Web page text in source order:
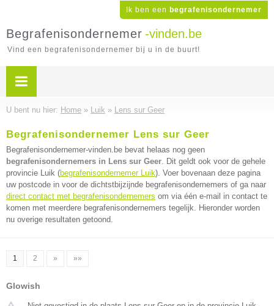
Ik ben een begrafenisondernemer
Begrafenisondernemer -vinden.be
Vind een begrafenisondernemer bij u in de buurt!
U bent nu hier: Home » Luik » Lens sur Geer
Begrafenisondernemer Lens sur Geer
Begrafenisondernemer-vinden.be bevat helaas nog geen
begrafenisondernemers in Lens sur Geer. Dit geldt ook voor de gehele
provincie Luik (begrafenisondernemer Luik). Voer bovenaan deze pagina
uw postcode in voor de dichtstbijzijnde begrafenisondernemers of ga naar
direct contact met begrafenisondernemers om via één e-mail in contact te
komen met meerdere begrafenisondernemers tegelijk. Hieronder worden
nu overige resultaten getoond.
1 2 » »»
Glowish